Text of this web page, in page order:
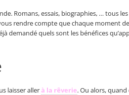
Romans, essais, biographies, … tous
rendre compte que chaque moment
demandé quels sont les bénéfices
laisser allerà la rêverie. Ou alors,